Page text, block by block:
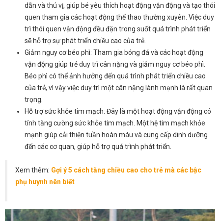
dẫn và thú vị, giúp bé yêu thích hoạt động vận động và tạo thói
quen tham gia các hoạt động thể thao thường xuyên. Việc duy
trì thói quen vận động đều đặn trong suốt quá trình phát triển
sẽ hỗ trợ sự phát triển chiều cao của trẻ.
Giảm nguy cơ béo phì: Tham gia bóng đá và các hoạt động
vận động giúp trẻ duy trì cân nặng và giảm nguy cơ béo phì.
Béo phì có thể ảnh hưởng đến quá trình phát triển chiều cao
của trẻ, vì vậy việc duy trì một cân nặng lành mạnh là rất quan
trọng.
Hỗ trợ sức khỏe tim mạch: Đây là một hoạt động vận động có
tính tăng cường sức khỏe tim mạch. Một hệ tim mạch khỏe
mạnh giúp cải thiện tuần hoàn máu và cung cấp dinh dưỡng
đến các cơ quan, giúp hỗ trợ quá trình phát triển.
Xem thêm: Gợi ý 5 cách tăng chiều cao cho trẻ mà các bậc
phụ huynh nên biết